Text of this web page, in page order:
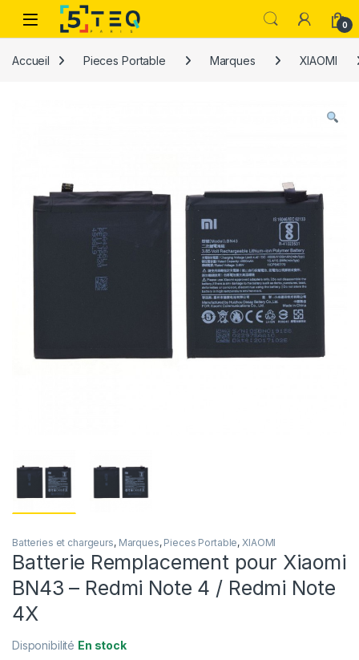
Passer à la navigation
Aller au contenu
0
Accueil Pieces Portable Marques XIAOMI
Batteries et chargeurs, Marques, Pieces Portable, XIAOMI
Batterie Remplacement pour Xiaomi
BN43 – Redmi Note 4 / Redmi Note
4X
Disponibilité En stock